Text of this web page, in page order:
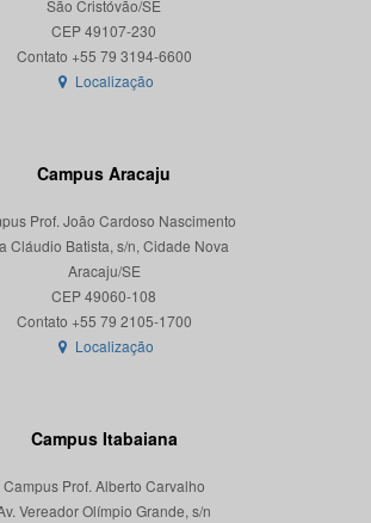
São Cristóvão/SE
CEP 49107-230
Localização
Campus Aracaju
Prof. João Cardoso Nascimento
Cláudio Batista, s/n, Cidade Nova
Aracaju/SE
CEP 49060-108
Localização
Campus Itabaiana
Campus Prof. Alberto Carvalho
Vereador Olímpio Grande, s/n